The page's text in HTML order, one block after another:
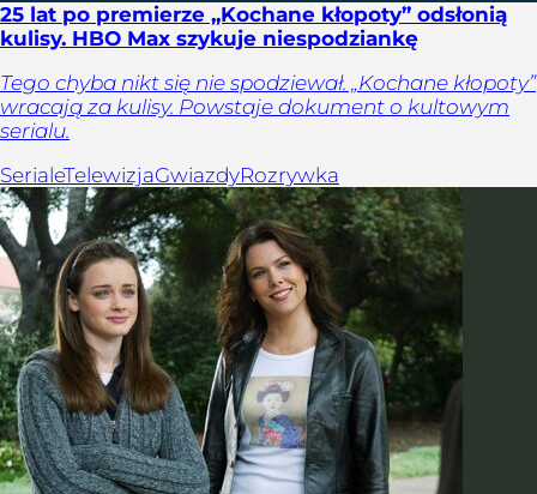
25 lat po premierze „Kochane kłopoty” odsłonią
kulisy. HBO Max szykuje niespodziankę
Tego chyba nikt się nie spodziewał. „Kochane kłopoty”
wracają za kulisy. Powstaje dokument o kultowym
serialu.
SerialeTelewizjaGwiazdyRozrywka